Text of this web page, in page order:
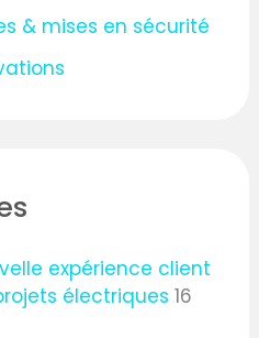
& mises en sécurité
expérience client
électriques 16